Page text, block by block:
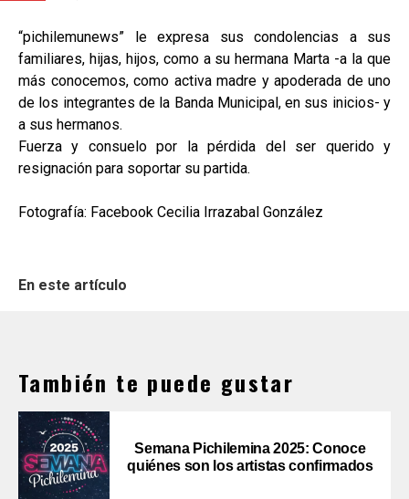
“pichilemunews” le expresa sus condolencias a sus
familiares, hijas, hijos, como a su hermana Marta -a la que
más conocemos, como activa madre y apoderada de uno
de los integrantes de la Banda Municipal, en sus inicios- y
a sus hermanos.
Fuerza y consuelo por la pérdida del ser querido y
resignación para soportar su partida.
Fotografía: Facebook Cecilia Irrazabal González
En este artículo
También te puede gustar
Semana Pichilemina 2025: Conoce
quiénes son los artistas confirmados